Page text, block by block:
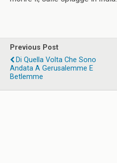
Previous Post
Di Quella Volta Che Sono
Andata A Gerusalemme E
Betlemme